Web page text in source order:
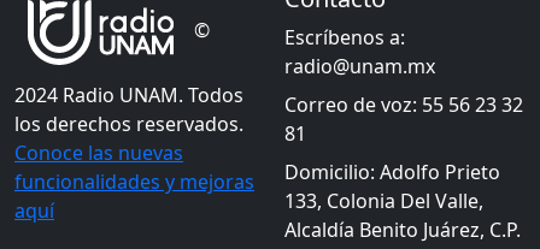
©
2024 Radio UNAM. Todos
los derechos reservados.
Conoce las nuevas
funcionalidades y mejoras
aquí
Escríbenos a:
radio@unam.mx
Correo de voz: 55 56 23 32
81
Domicilio: Adolfo Prieto
133, Colonia Del Valle,
Alcaldía Benito Juárez, C.P.